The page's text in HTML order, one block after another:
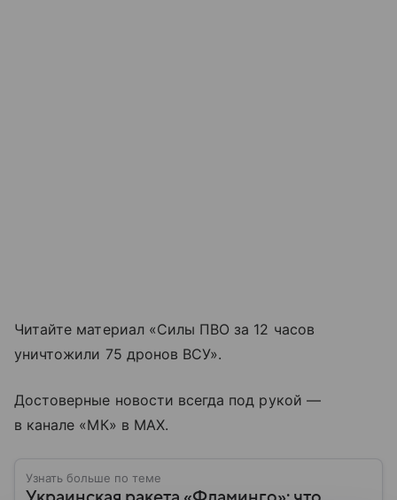
Читайте материал «Силы ПВО за 12 часов
уничтожили 75 дронов ВСУ».
Достоверные новости всегда под рукой —
в канале «МК» в MAX.
Узнать больше по теме